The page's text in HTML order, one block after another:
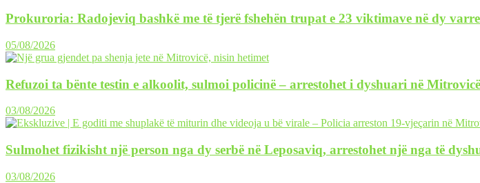
Prokuroria: Radojeviq bashkë me të tjerë fshehën trupat e 23 viktimave në dy
05/08/2026
Refuzoi ta bënte testin e alkoolit, sulmoi policinë – arrestohet i dyshuari në
03/08/2026
Sulmohet fizikisht një person nga dy serbë në Leposaviq, arrestohet një nga të
03/08/2026